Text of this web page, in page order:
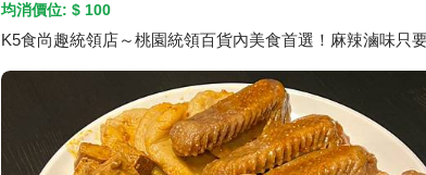
均消價位: $ 100
K5食尚趣統領店～桃園統領百貨內美食首選！麻辣滷味只